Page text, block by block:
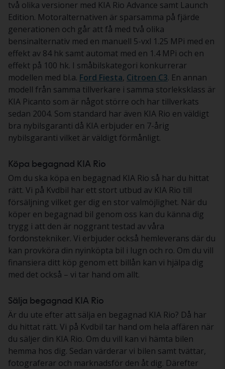
två olika versioner med KIA Rio Advance samt Launch
Edition. Motoralternativen är sparsamma på fjärde
generationen och går att få med två olika
bensinalternativ med en manuell 5-vxl 1.25 MPi med en
effekt av 84 hk samt automat med en 1.4 MPi och en
effekt på 100 hk. I småbilskategori konkurrerar
modellen med bl.a. Ford Fiesta, Citroen C3. En annan
modell från samma tillverkare i samma storleksklass är
KIA Picanto som är något större och har tillverkats
sedan 2004. Som standard har även KIA Rio en väldigt
bra nybilsgaranti då KIA erbjuder en 7-årig
nybilsgaranti vilket är väldigt förmånligt.
Köpa begagnad KIA Rio
Om du ska köpa en begagnad KIA Rio så har du hittat
rätt. Vi på Kvdbil har ett stort utbud av KIA Rio till
försäljning vilket ger dig en stor valmöjlighet. När du
köper en begagnad bil genom oss kan du känna dig
trygg i att den är noggrant testad av våra
fordonstekniker. Vi erbjuder också hemleverans där du
kan provköra din nyinköpta bil i lugn och ro. Om du vill
finansiera ditt köp genom ett billån kan vi hjälpa dig
med det också – vi tar hand om allt.
Sälja begagnad KIA Rio
Är du ute efter att sälja en begagnad KIA Rio? Då har
du hittat rätt. Vi på Kvdbil tar hand om hela affären när
du säljer din KIA Rio. Om du vill kan vi hämta bilen
hemma hos dig. Sedan värderar vi bilen samt tvättar,
fotograferar och marknadsför den åt dig. Därefter